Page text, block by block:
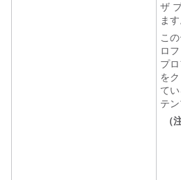
ザ
ます
こ
ロ
プ
を
て
テ
（